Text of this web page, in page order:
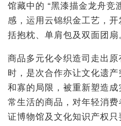
馆藏中的 “黑漆描金龙舟竞
感，运用云锦织金工艺，
括抱枕、单肩包及双面团扇
商品多元化令织造司走出原
时，是次合作亦让文化遗
和寡的局限，被重新塑造成
常生活的商品，对年轻消费
证博物馆及文化知识产权